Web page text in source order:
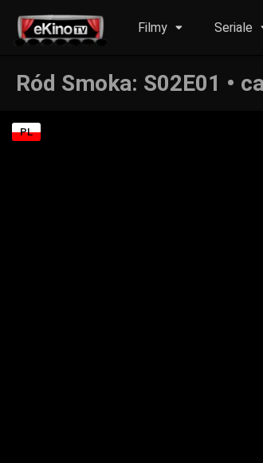
Filmy Seriale
Ród Smoka: S02E01 •
PL